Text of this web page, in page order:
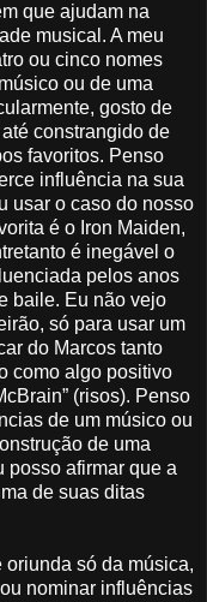
que ajudam na
musical. A meu
ou cinco nomes
ou de uma
gosto de
constrangido de
favoritos. Penso
influência na sua
usar o caso do nosso
é o Iron Maiden,
é inegável o
pelos anos
baile. Eu não vejo
só para usar um
do Marcos tanto
como algo positivo
(risos). Penso
de um músico ou
de uma
posso afirmar que a
de suas ditas
só da música,
nominar influências